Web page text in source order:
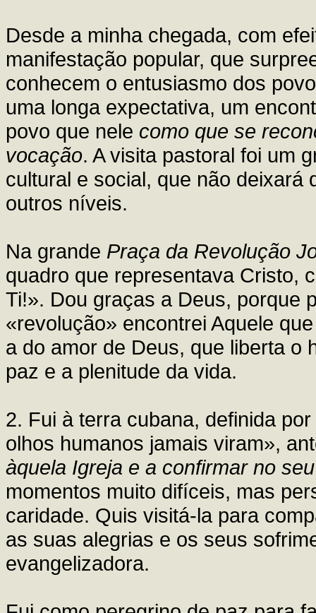
Desde a minha chegada, com
manifestação popular, que
conhecem o entusiasmo dos
uma longa expectativa, um
povo que nele como que se
vocação. A visita pastoral foi um
cultural e social, que não deixará
outros níveis.
Na grande Praça da Revolução
quadro que representava Cristo,
Ti!». Dou graças a Deus, porque
«revolução» encontrei Aquele
a do amor de Deus, que liberta o
paz e a plenitude da vida.
2. Fui à terra cubana, definida
olhos humanos jamais viram»,
àquela Igreja e a confirmar no
momentos muito difíceis, mas
caridade. Quis visitá-la para
as suas alegrias e os seus
evangelizadora.